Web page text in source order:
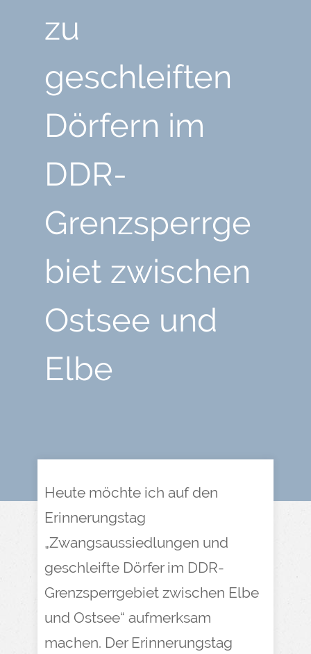
zu
geschleiften
Dörfern im
DDR-
Grenzsperrge
biet zwischen
Ostsee und
Elbe
Heute möchte ich auf den
Erinnerungstag
„Zwangsaussiedlungen und
geschleifte Dörfer im DDR-
Grenzsperrgebiet zwischen Elbe
und Ostsee“ aufmerksam
machen. Der Erinnerungstag